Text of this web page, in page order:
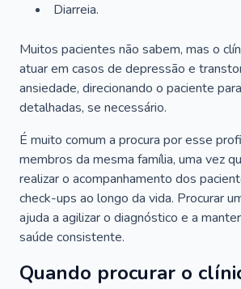
Diarreia.
Muitos pacientes não sabem, mas o
atuar em casos de depressão e
ansiedade, direcionando o paciente
detalhadas, se necessário.
É muito comum a procura por esse
membros da mesma família, uma vez
realizar o acompanhamento dos
check-ups ao longo da vida. Procurar
ajuda a agilizar o diagnóstico e a
saúde consistente.
Quando procurar o